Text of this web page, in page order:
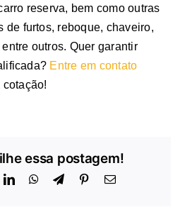
reserva, bem como outras
de furtos, reboque, chaveiro,
outros. Quer garantir
Entre em contato
cotação!
essa postagem!
LinkedInWhatsApp
TelegramPinterest
E-